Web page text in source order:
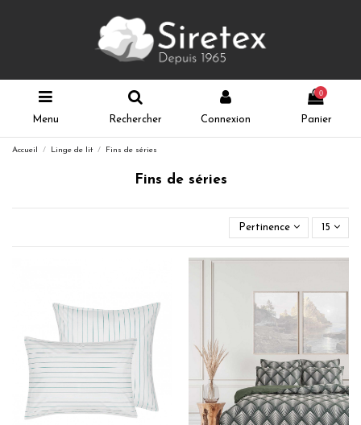
Menu Rechercher Connexion
0
Panier
Accueil Linge de lit Fins de séries
Fins de séries
Pertinence 15